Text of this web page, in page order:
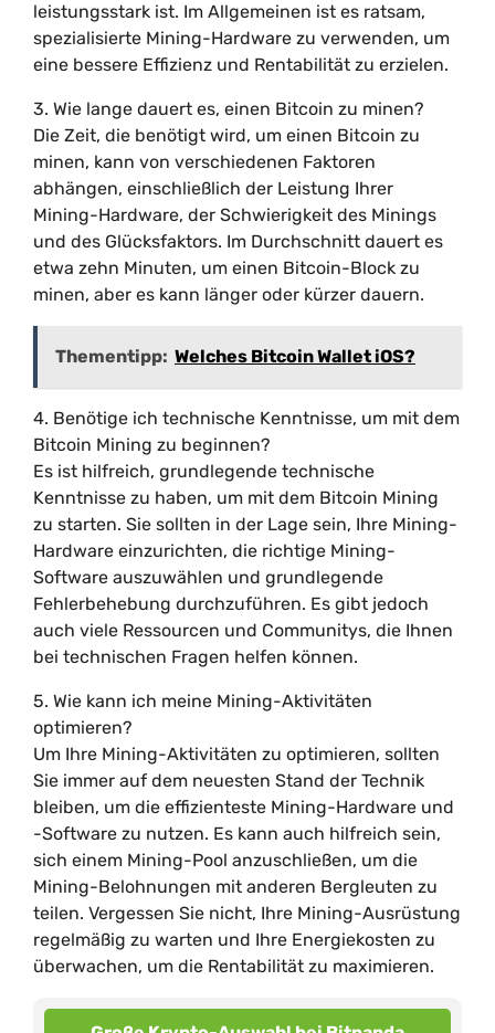
leistungsstark ist. Im Allgemeinen ist es ratsam,
spezialisierte Mining-Hardware zu verwenden, um
eine bessere Effizienz und Rentabilität zu erzielen.
3. Wie lange dauert es, einen Bitcoin zu minen?
Die Zeit, die benötigt wird, um einen Bitcoin zu
minen, kann von verschiedenen Faktoren
abhängen, einschließlich der Leistung Ihrer
Mining-Hardware, der Schwierigkeit des Minings
und des Glücksfaktors. Im Durchschnitt dauert es
etwa zehn Minuten, um einen Bitcoin-Block zu
minen, aber es kann länger oder kürzer dauern.
Thementipp: Welches Bitcoin Wallet iOS?
4. Benötige ich technische Kenntnisse, um mit dem
Bitcoin Mining zu beginnen?
Es ist hilfreich, grundlegende technische
Kenntnisse zu haben, um mit dem Bitcoin Mining
zu starten. Sie sollten in der Lage sein, Ihre Mining-
Hardware einzurichten, die richtige Mining-
Software auszuwählen und grundlegende
Fehlerbehebung durchzuführen. Es gibt jedoch
auch viele Ressourcen und Communitys, die Ihnen
bei technischen Fragen helfen können.
5. Wie kann ich meine Mining-Aktivitäten
optimieren?
Um Ihre Mining-Aktivitäten zu optimieren, sollten
Sie immer auf dem neuesten Stand der Technik
bleiben, um die effizienteste Mining-Hardware und
-Software zu nutzen. Es kann auch hilfreich sein,
sich einem Mining-Pool anzuschließen, um die
Mining-Belohnungen mit anderen Bergleuten zu
teilen. Vergessen Sie nicht, Ihre Mining-Ausrüstung
regelmäßig zu warten und Ihre Energiekosten zu
überwachen, um die Rentabilität zu maximieren.